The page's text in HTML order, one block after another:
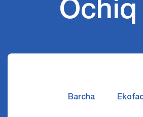
Ochiq
Barcha